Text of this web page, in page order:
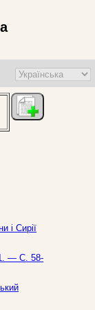
і Сирії
— С. 58-